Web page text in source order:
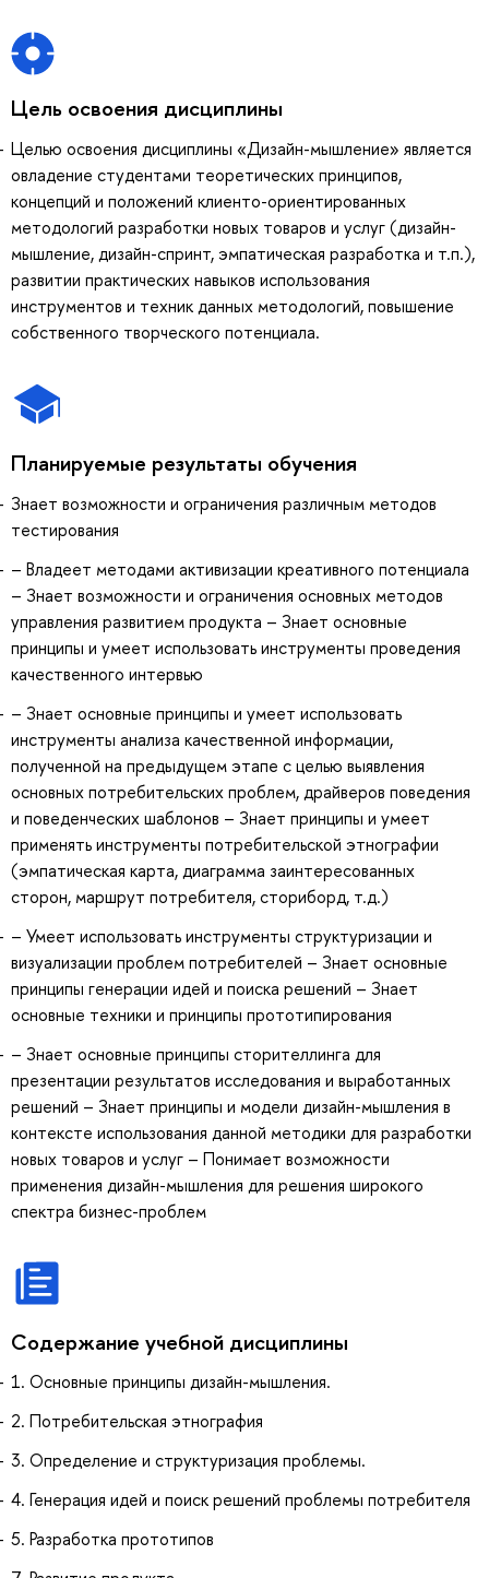
Цель освоения дисциплины
Целью освоения дисциплины «Дизайн-мышление» является
овладение студентами теоретических принципов,
концепций и положений клиенто-ориентированных
методологий разработки новых товаров и услуг (дизайн-
мышление, дизайн-спринт, эмпатическая разработка и т.п.),
развитии практических навыков использования
инструментов и техник данных методологий, повышение
собственного творческого потенциала.
Планируемые результаты обучения
Знает возможности и ограничения различным методов
тестирования
– Владеет методами активизации креативного потенциала
– Знает возможности и ограничения основных методов
управления развитием продукта – Знает основные
принципы и умеет использовать инструменты проведения
качественного интервью
– Знает основные принципы и умеет использовать
инструменты анализа качественной информации,
полученной на предыдущем этапе с целью выявления
основных потребительских проблем, драйверов поведения
и поведенческих шаблонов – Знает принципы и умеет
применять инструменты потребительской этнографии
(эмпатическая карта, диаграмма заинтересованных
сторон, маршрут потребителя, сториборд, т.д.)
– Умеет использовать инструменты структуризации и
визуализации проблем потребителей – Знает основные
принципы генерации идей и поиска решений – Знает
основные техники и принципы прототипирования
– Знает основные принципы сторителлинга для
презентации результатов исследования и выработанных
решений – Знает принципы и модели дизайн-мышления в
контексте использования данной методики для разработки
новых товаров и услуг – Понимает возможности
применения дизайн-мышления для решения широкого
спектра бизнес-проблем
Содержание учебной дисциплины
1. Основные принципы дизайн-мышления.
2. Потребительская этнография
3. Определение и структуризация проблемы.
4. Генерация идей и поиск решений проблемы потребителя
5. Разработка прототипов